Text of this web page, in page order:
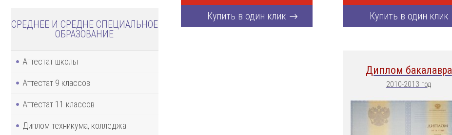
СРЕДНЕЕ И СРЕДНЕ СПЕЦИАЛЬНОЕ
ОБРАЗОВАНИЕ
Аттестат школы
Аттестат 9 классов
Аттестат 11 классов
Диплом техникума, колледжа
Купить в один клик
Купить в один клик
Диплом бакалавра
2010-2013 год